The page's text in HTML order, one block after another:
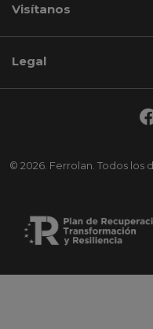
Visítanos
© 2026. Ferrolan. Todos los
Legal